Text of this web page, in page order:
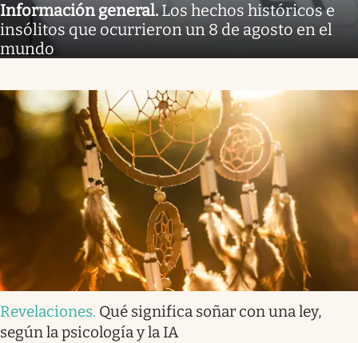
Información general. Los hechos históricos e
insólitos que ocurrieron un 8 de agosto en el
mundo
Revelaciones. Qué significa soñar con una ley,
según la psicología y la IA